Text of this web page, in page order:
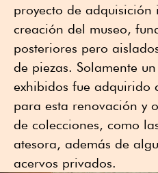
proyecto de
creación del museo,
posteriores pero
de piezas. Solamente
exhibidos fue adquirido
para esta renovación y
de colecciones, como
atesora, además de
acervos privados.